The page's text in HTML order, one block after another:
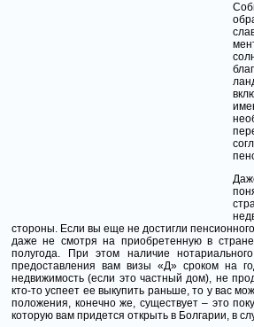
стороны. Если вы еще не достигли
даже не смотря на приобретенную в
полугода. При этом наличие
предоставления вам визы «Д» сроком на
недвижимость (если это частный дом), не
кто-то успеет ее выкупить раньше, то у вас
положения, конечно же, существует – это
которую вам придется открыть в Болгарии, в